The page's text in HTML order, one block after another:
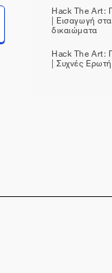
Hack The Art:
| Εισαγωγή
δικαιώματα
Hack The Art:
| Συχνές